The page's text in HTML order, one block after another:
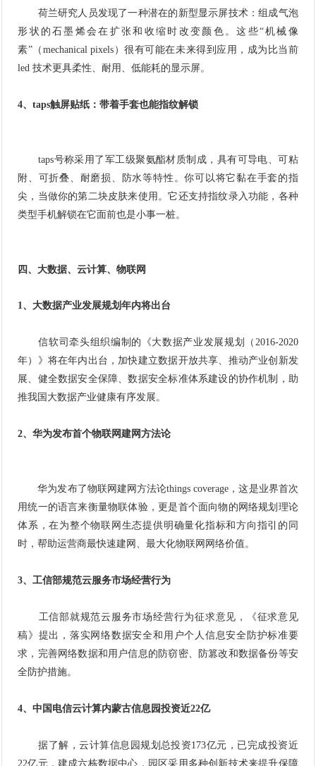
荷兰研究人员发现了一种潜在的新型显示屏技术：组成气泡
形状的石墨烯会在扩张和收缩时改变颜色。这些“机械像
素”（mechanical pixels）很有可能在未来得到应用，成为比当前
led 技术更具柔性、耐用、低能耗的显示屏。
4、taps触屏贴纸：带着手套也能指纹解锁
taps号称采用了军工级聚氨酯材质制成，具有可导电、可粘
附、可折叠、耐磨损、防水等特性。你可以将它黏在手套的指
尖，当做你的第二块皮肤来使用。它还支持指纹录入功能，各种
类型手机解锁在它面前也是小事一桩。
四、大数据、云计算、物联网
1、大数据产业发展规划年内将出台
信软司牵头组织编制的《大数据产业发展规划（2016-2020
年）》将在年内出台，加快建立数据开放共享、推动产业创新发
展、健全数据安全保障、数据安全标准体系建设的协作机制，助
推我国大数据产业健康有序发展。
2、华为发布首个物联网建网方法论
华为发布了物联网建网方法论things coverage，这是业界首次
用统一的语言来衡量物联体验，更是首个面向物的网络规划理论
体系，在为整个物联网生态提供明确量化指标和方向指引的同
时，帮助运营商最快速建网、最大化物联网网络价值。
3、工信部规范云服务市场经营行为
工信部就规范云服务市场经营行为征求意见，《征求意见
稿》提出，落实网络数据安全和用户个人信息安全防护标准要
求，完善网络数据和用户信息的防窃密、防篡改和数据备份等安
全防护措施。
4、中国电信云计算内蒙古信息园投资近22亿
据了解，云计算信息园规划总投资173亿元，已完成投资近
22亿元，建成六栋数据中心，园区采用多种创新技术来提升保障